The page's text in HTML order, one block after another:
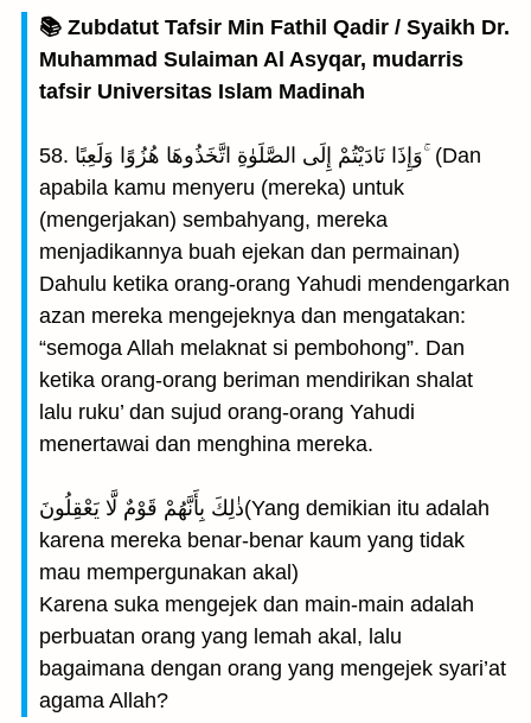
📚 Zubdatut Tafsir Min Fathil Qadir / Syaikh Dr.
Muhammad Sulaiman Al Asyqar, mudarris
tafsir Universitas Islam Madinah
58. وَإِذَا نَادَيْتُمْ إِلَى الصَّلَوٰةِ اتَّخَذُوهَا هُزُوًا وَلَعِبًا ۚ (Dan
apabila kamu menyeru (mereka) untuk
(mengerjakan) sembahyang, mereka
menjadikannya buah ejekan dan permainan)
Dahulu ketika orang-orang Yahudi mendengarkan
azan mereka mengejeknya dan mengatakan:
“semoga Allah melaknat si pembohong”. Dan
ketika orang-orang beriman mendirikan shalat
lalu ruku’ dan sujud orang-orang Yahudi
menertawai dan menghina mereka.
ذٰلِكَ بِأَنَّهُمْ قَوْمٌ لَّا يَعْقِلُونَ(Yang demikian itu adalah
karena mereka benar-benar kaum yang tidak
mau mempergunakan akal)
Karena suka mengejek dan main-main adalah
perbuatan orang yang lemah akal, lalu
bagaimana dengan orang yang mengejek syari’at
agama Allah?